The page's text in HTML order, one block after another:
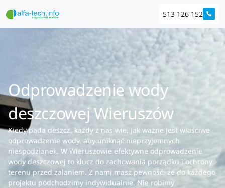
513 126 152
Odprowadzenie wody
deszczowej Wieruszów
Kiedy pada deszcz, każdy z nas wie, jak ważne jest właściwe
odprowadzenie wody, aby uniknąć nieprzyjemnych
niespodzianek. W Wieruszowie efektywne odprowadzenie
wody deszczowej to klucz do zachowania porządku i ochrony
terenu przed zalaniem. Z nami masz pewność, że do każdego
projektu podchodzimy indywidualnie. Nie robimy